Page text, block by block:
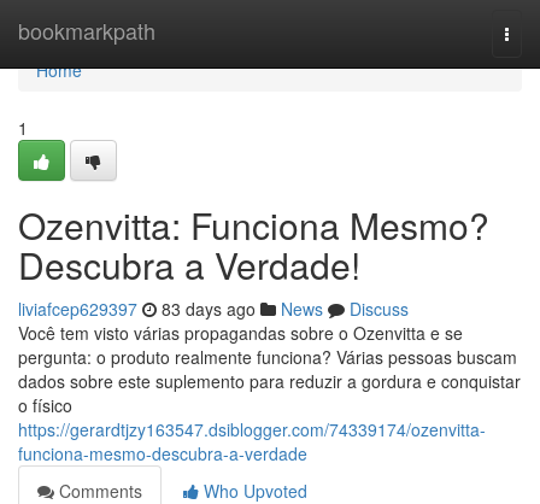
bookmarkpath
Home
Home
1
Ozenvitta: Funciona Mesmo?
Descubra a Verdade!
liviafcep629397 83 days ago News
Discuss
Você tem visto várias propagandas sobre o Ozenvitta e se
pergunta: o produto realmente funciona? Várias pessoas buscam
dados sobre este suplemento para reduzir a gordura e conquistar
o físico
https://gerardtjzy163547.dsiblogger.com/74339174/ozenvitta-
funciona-mesmo-descubra-a-verdade
Comments
Who Upvoted